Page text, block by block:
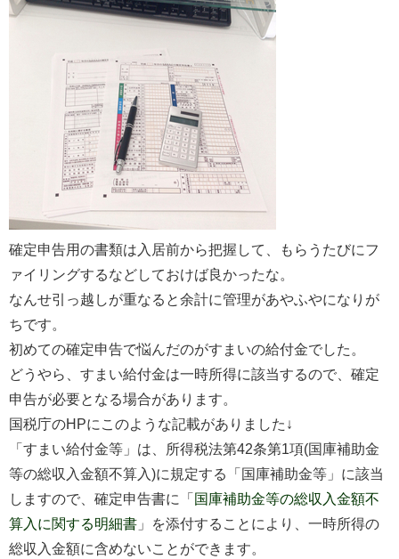
確定申告用の書類は入居前から把握して、もらうたびにフ
ァイリングするなどしておけば良かったな。
なんせ引っ越しが重なると余計に管理があやふやになりが
ちです。
初めての確定申告で悩んだのがすまいの給付金でした。
どうやら、すまい給付金は一時所得に該当するので、確定
申告が必要となる場合があります。
国税庁のHPにこのような記載がありました↓
「すまい給付金等」は、所得税法第42条第1項(国庫補助金
等の総収入金額不算入)に規定する「国庫補助金等」に該当
しますので、確定申告書に「 国庫補助金等の総収入金額不
算入に関する明細書 」を添付することにより、一時所得の
総収入金額に含めないことができます。